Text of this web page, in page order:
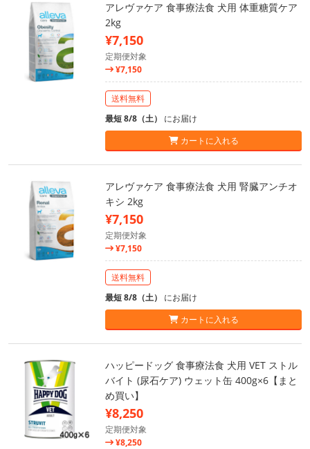
アレヴァケア 食事療法食 犬用 体重糖質ケア
2kg
¥7,150
定期便対象
¥7,150
送料無料
最短 8/8（土） にお届け
カートに入れる
アレヴァケア 食事療法食 犬用 腎臓アンチオ
キシ 2kg
¥7,150
定期便対象
¥7,150
送料無料
最短 8/8（土） にお届け
カートに入れる
ハッピードッグ 食事療法食 犬用 VET ストル
バイト (尿石ケア) ウェット缶 400g×6【まと
め買い】
¥8,250
定期便対象
¥8,250